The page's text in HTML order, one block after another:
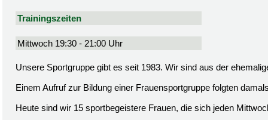
Trainingszeiten
Mittwoch 19:30 - 21:00 Uhr
Unsere Sportgruppe gibt es seit 1983. Wir sind aus der
Einem Aufruf zur Bildung einer Frauensportgruppe folgten
Heute sind wir 15 sportbegeistere Frauen, die sich jeden